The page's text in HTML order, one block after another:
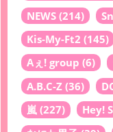
NEWS (214)
Kis-My-Ft2 (145)
Aぇ! group (6)
A.B.C-Z (36)
嵐 (227) Hey!